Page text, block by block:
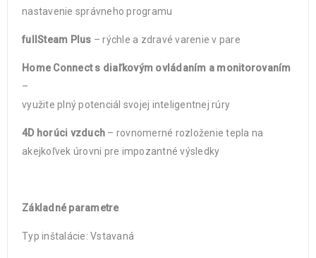
nastavenie správneho programu
fullSteam Plus – rýchle a zdravé varenie v pare
Home Connect s diaľkovým ovládaním a monitorovaním
–
využite plný potenciál svojej inteligentnej rúry
4D horúci vzduch – rovnomerné rozloženie tepla na
akejkoľvek úrovni pre impozantné výsledky
Základné parametre
Typ inštalácie: Vstavaná